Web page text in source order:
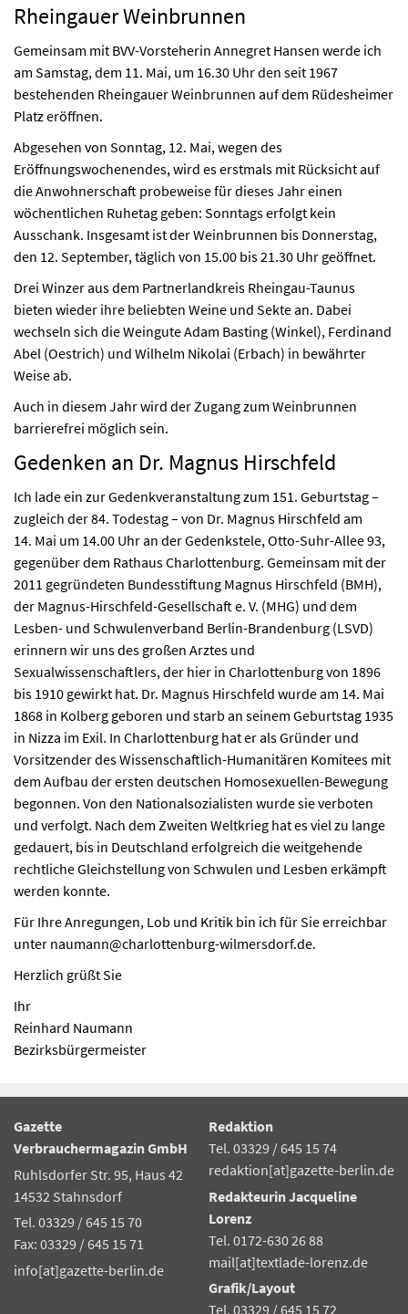
Rheingauer Weinbrunnen
Gemeinsam mit BVV-Vorsteherin Annegret Hansen werde ich
am Samstag, dem 11. Mai, um 16.30 Uhr den seit 1967
bestehenden Rheingauer Weinbrunnen auf dem Rüdesheimer
Platz eröffnen.
Abgesehen von Sonntag, 12. Mai, wegen des
Eröffnungswochenendes, wird es erstmals mit Rücksicht auf
die Anwohnerschaft probeweise für dieses Jahr einen
wöchentlichen Ruhetag geben: Sonntags erfolgt kein
Ausschank. Insgesamt ist der Weinbrunnen bis Donnerstag,
den 12. September, täglich von 15.00 bis 21.30 Uhr geöffnet.
Drei Winzer aus dem Partnerlandkreis Rheingau-Taunus
bieten wieder ihre beliebten Weine und Sekte an. Dabei
wechseln sich die Weingute Adam Basting (Winkel), Ferdinand
Abel (Oestrich) und Wilhelm Nikolai (Erbach) in bewährter
Weise ab.
Auch in diesem Jahr wird der Zugang zum Weinbrunnen
barrierefrei möglich sein.
Gedenken an Dr. Magnus Hirschfeld
Ich lade ein zur Gedenkveranstaltung zum 151. Geburtstag –
zugleich der 84. Todestag – von Dr. Magnus Hirschfeld am
14. Mai um 14.00 Uhr an der Gedenkstele, Otto-Suhr-Allee 93,
gegenüber dem Rathaus Charlottenburg. Gemeinsam mit der
2011 gegründeten Bundesstiftung Magnus Hirschfeld (BMH),
der Magnus-Hirschfeld-Gesellschaft e. V. (MHG) und dem
Lesben- und Schwulenverband Berlin-Brandenburg (LSVD)
erinnern wir uns des großen Arztes und
Sexualwissenschaftlers, der hier in Charlottenburg von 1896
bis 1910 gewirkt hat. Dr. Magnus Hirschfeld wurde am 14. Mai
1868 in Kolberg geboren und starb an seinem Geburtstag 1935
in Nizza im Exil. In Charlottenburg hat er als Gründer und
Vorsitzender des Wissenschaftlich-Humanitären Komitees mit
dem Aufbau der ersten deutschen Homosexuellen-Bewegung
begonnen. Von den Nationalsozialisten wurde sie verboten
und verfolgt. Nach dem Zweiten Weltkrieg hat es viel zu lange
gedauert, bis in Deutschland erfolgreich die weitgehende
rechtliche Gleichstellung von Schwulen und Lesben erkämpft
werden konnte.
Für Ihre Anregungen, Lob und Kritik bin ich für Sie erreichbar
unter naumann@charlottenburg-wilmersdorf.de.
Herzlich grüßt Sie
Ihr
Reinhard Naumann
Bezirksbürgermeister
Gazette
Verbrauchermagazin GmbH
Ruhlsdorfer Str. 95, Haus 42
14532 Stahnsdorf
Tel. 03329 / 645 15 70
Fax: 03329 / 645 15 71
info[at]gazette-berlin.de
Redaktion
Tel. 03329 / 645 15 74
redaktion[at]gazette-berlin.de
Redakteurin Jacqueline
Lorenz
Tel. 0172-630 26 88
mail[at]textlade-lorenz.de
Grafik/Layout
Tel. 03329 / 645 15 72